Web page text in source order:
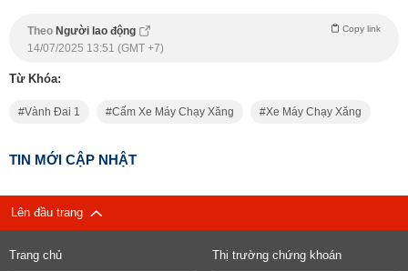
Theo Người lao động Copy link
14/07/2025 13:51 (GMT +7)
Từ Khóa:
Vành Đai 1 Cấm Xe Máy Chạy Xăng Xe Máy Chạy Xăng
TIN MỚI CẬP NHẬT
Lên đầu trang
Trang chủ Thị trường chứng khoán